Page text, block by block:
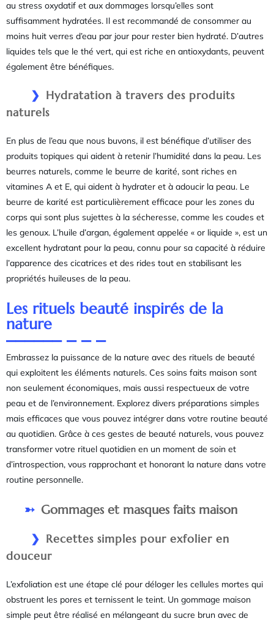
au stress oxydatif et aux dommages lorsqu’elles sont
suffisamment hydratées. Il est recommandé de consommer au
moins huit verres d’eau par jour pour rester bien hydraté. D’autres
liquides tels que le thé vert, qui est riche en antioxydants, peuvent
également être bénéfiques.
Hydratation à travers des produits
naturels
En plus de l’eau que nous buvons, il est bénéfique d’utiliser des
produits topiques qui aident à retenir l’humidité dans la peau. Les
beurres naturels, comme le beurre de karité, sont riches en
vitamines A et E, qui aident à hydrater et à adoucir la peau. Le
beurre de karité est particulièrement efficace pour les zones du
corps qui sont plus sujettes à la sécheresse, comme les coudes et
les genoux. L’huile d’argan, également appelée « or liquide », est un
excellent hydratant pour la peau, connu pour sa capacité à réduire
l’apparence des cicatrices et des rides tout en stabilisant les
propriétés huileuses de la peau.
Les rituels beauté inspirés de la
nature
Embrassez la puissance de la nature avec des rituels de beauté
qui exploitent les éléments naturels. Ces soins faits maison sont
non seulement économiques, mais aussi respectueux de votre
peau et de l’environnement. Explorez divers préparations simples
mais efficaces que vous pouvez intégrer dans votre routine beauté
au quotidien. Grâce à ces gestes de beauté naturels, vous pouvez
transformer votre rituel quotidien en un moment de soin et
d’introspection, vous rapprochant et honorant la nature dans votre
routine personnelle.
Gommages et masques faits maison
Recettes simples pour exfolier en
douceur
L’exfoliation est une étape clé pour déloger les cellules mortes qui
obstruent les pores et ternissent le teint. Un gommage maison
simple peut être réalisé en mélangeant du sucre brun avec de